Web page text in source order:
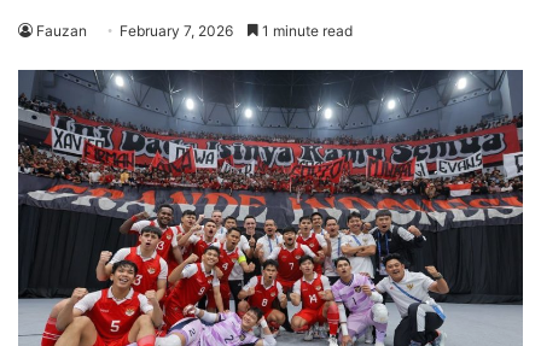
Fauzan February 7, 2026 1 minute read